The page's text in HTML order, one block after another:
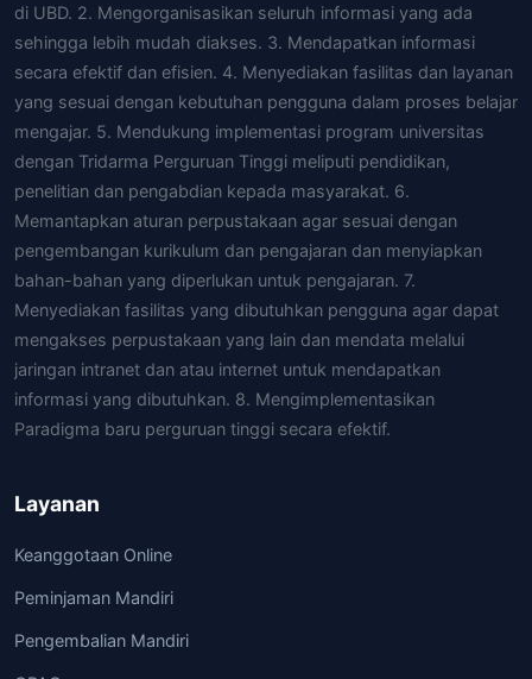
di UBD. 2. Mengorganisasikan seluruh informasi yang ada
sehingga lebih mudah diakses. 3. Mendapatkan informasi
secara efektif dan efisien. 4. Menyediakan fasilitas dan layanan
yang sesuai dengan kebutuhan pengguna dalam proses belajar
mengajar. 5. Mendukung implementasi program universitas
dengan Tridarma Perguruan Tinggi meliputi pendidikan,
penelitian dan pengabdian kepada masyarakat. 6.
Memantapkan aturan perpustakaan agar sesuai dengan
pengembangan kurikulum dan pengajaran dan menyiapkan
bahan-bahan yang diperlukan untuk pengajaran. 7.
Menyediakan fasilitas yang dibutuhkan pengguna agar dapat
mengakses perpustakaan yang lain dan mendata melalui
jaringan intranet dan atau internet untuk mendapatkan
informasi yang dibutuhkan. 8. Mengimplementasikan
Paradigma baru perguruan tinggi secara efektif.
Layanan
Keanggotaan Online
Peminjaman Mandiri
Pengembalian Mandiri